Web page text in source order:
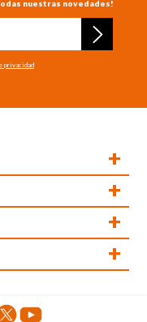
nuestras novedades!
privacidad
+
+
+
+